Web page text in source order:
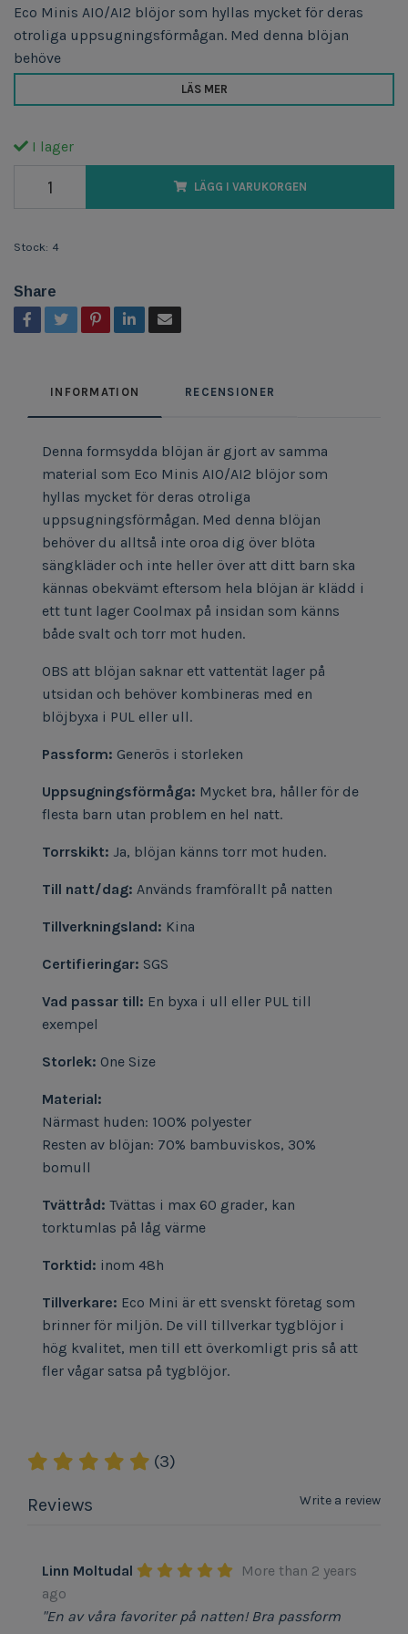
Eco Minis AIO/AI2 blöjor som hyllas mycket för deras
otroliga uppsugningsförmågan. Med denna blöjan
behöve
LÄS MER
I lager
LÄGG I VARUKORGEN
Stock: 4
Share
INFORMATION RECENSIONER
Denna formsydda blöjan är gjort av samma
material som Eco Minis AIO/AI2 blöjor som
hyllas mycket för deras otroliga
uppsugningsförmågan. Med denna blöjan
behöver du alltså inte oroa dig över blöta
sängkläder och inte heller över att ditt barn ska
kännas obekvämt eftersom hela blöjan är klädd i
ett tunt lager Coolmax på insidan som känns
både svalt och torr mot huden.
OBS att blöjan saknar ett vattentät lager på
utsidan och behöver kombineras med en
blöjbyxa i PUL eller ull.
Passform: Generös i storleken
Uppsugningsförmåga: Mycket bra, håller för de
flesta barn utan problem en hel natt.
Torrskikt: Ja, blöjan känns torr mot huden.
Till natt/dag: Används framförallt på natten
Tillverkningsland: Kina
Certifieringar: SGS
Vad passar till: En byxa i ull eller PUL till
exempel
Storlek: One Size
Material:
Närmast huden: 100% polyester
Resten av blöjan: 70% bambuviskos, 30%
bomull
Tvättråd: Tvättas i max 60 grader, kan
torktumlas på låg värme
Torktid: inom 48h
Tillverkare: Eco Mini är ett svenskt företag som
brinner för miljön. De vill tillverkar tygblöjor i
hög kvalitet, men till ett överkomligt pris så att
fler vågar satsa på tygblöjor.
(3)
Reviews Write a review
Linn Moltudal
More than 2 years
ago
"En av våra favoriter på natten! Bra passform